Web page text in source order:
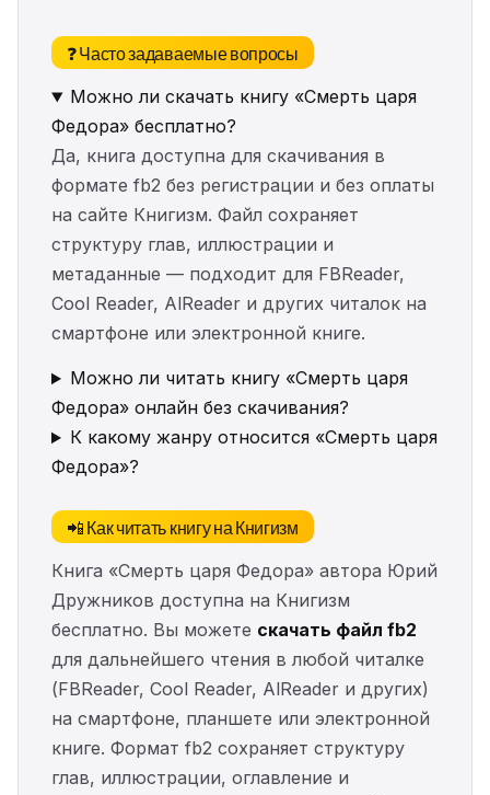
❓ Часто задаваемые вопросы
Можно ли скачать книгу «Смерть царя
Федора» бесплатно?
Да, книга доступна для скачивания в
формате fb2 без регистрации и без оплаты
на сайте Книгизм. Файл сохраняет
структуру глав, иллюстрации и
метаданные — подходит для FBReader,
Cool Reader, AlReader и других читалок на
смартфоне или электронной книге.
Можно ли читать книгу «Смерть царя
Федора» онлайн без скачивания?
К какому жанру относится «Смерть царя
Федора»?
📲 Как читать книгу на Книгизм
Книга «Смерть царя Федора» автора Юрий
Дружников доступна на Книгизм
бесплатно. Вы можете скачать файл fb2
для дальнейшего чтения в любой читалке
(FBReader, Cool Reader, AlReader и других)
на смартфоне, планшете или электронной
книге. Формат fb2 сохраняет структуру
глав, иллюстрации, оглавление и